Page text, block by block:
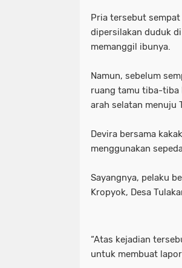
Pria tersebut sempat
dipersilakan duduk
memanggil ibunya.
Namun, sebelum
ruang tamu tiba-tiba
arah selatan menuju
Devira bersama
menggunakan
Sayangnya, pelaku
Kropyok, Desa
“Atas kejadian
untuk membuat